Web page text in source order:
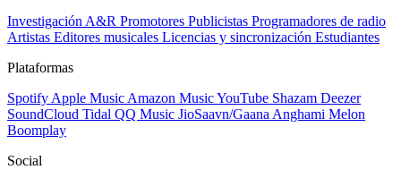
Investigación A&R Promotores Publicistas Programadores de radio
Artistas Editores musicales Licencias y sincronización Estudiantes
Plataformas
Spotify Apple Music Amazon MusicYouTube Shazam Deezer
SoundCloud Tidal QQ Music JioSaavn/Gaana Anghami Melon
Boomplay
Social